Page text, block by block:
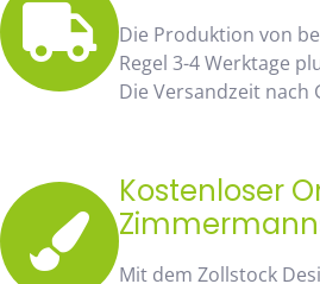
Die Produktion von
Regel 3-4 Werktage
Die Versandzeit nach
Kostenloser
Mit dem Zollstock